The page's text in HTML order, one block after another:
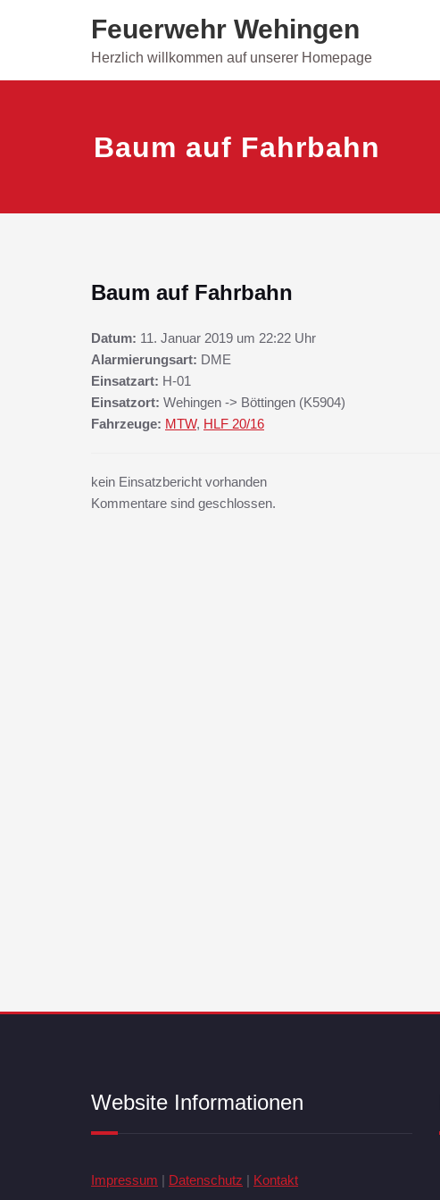
Feuerwehr Wehingen
Herzlich willkommen auf unserer Homepage
Baum auf Fahrbahn
Baum auf Fahrbahn
Datum: 11. Januar 2019 um 22:22 Uhr
Alarmierungsart: DME
Einsatzart: H-01
Einsatzort: Wehingen -> Böttingen (K5904)
Fahrzeuge: MTW, HLF 20/16
kein Einsatzbericht vorhanden
Kommentare sind geschlossen.
Website Informationen
Impressum | Datenschutz | Kontakt